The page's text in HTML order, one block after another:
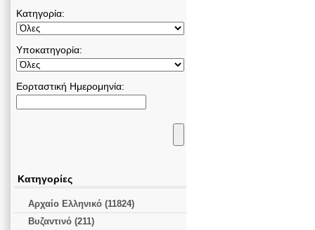
Κατηγορία:
Υποκατηγορία:
Εορταστική Ημερομηνία:
Κατηγορίες
Αρχαίο Ελληνικό (11824)
Βυζαντινό (211)